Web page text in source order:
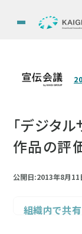
「デジタ
作品の評
公開日:2013年8月11
組織内で共有